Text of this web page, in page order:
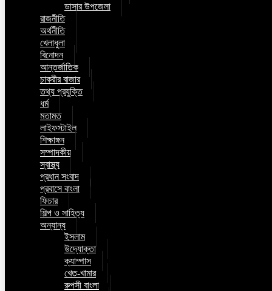
ডাসার উপজেলা
রাজনীতি
অর্থনীতি
খেলাধুলা
বিনোদন
আন্তর্জাতিক
চাকরীর বাজার
তথ্য প্রযুক্তি
ধর্ম
মতামত
লাইফস্টাইল
শিক্ষাঙ্গন
সম্পাদকীয়
স্বাস্থ্য
প্রধান সংবাদ
প্রবাসে বাংলা
ফিচার
শিল্প ও সাহিত্য
অন্যান্য
ইসলাম
উদ্যোক্তা
ক্যাম্পাস
খেত-খামার
রুপসী বাংলা